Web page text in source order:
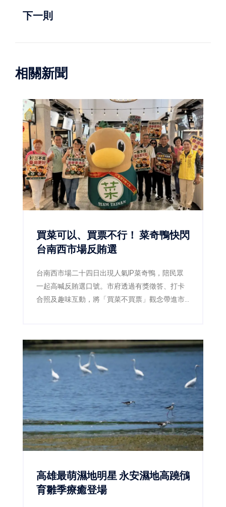
下一則
相關新聞
買菜可以、買票不行！ 菜奇鴨快閃
台南西市場反賄選
台南西市場二十四日出現人氣IP菜奇鴨，陪民眾
一起高喊反賄選口號。市府透過有獎徵答、打卡
合照及趣味互動，將「買菜不買票」觀念帶進市
高雄最萌濕地明星 永安濕地高蹺鴴
育雛季療癒登場